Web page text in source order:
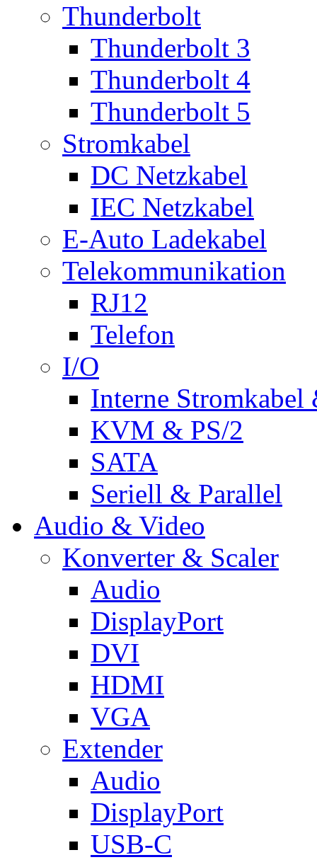
Thunderbolt
Thunderbolt 3
Thunderbolt 4
Thunderbolt 5
Stromkabel
DC Netzkabel
IEC Netzkabel
E-Auto Ladekabel
Telekommunikation
RJ12
Telefon
I/O
Interne Stromkabel
KVM & PS/2
SATA
Seriell & Parallel
Audio & Video
Konverter & Scaler
Audio
DisplayPort
DVI
HDMI
VGA
Extender
Audio
DisplayPort
USB-C